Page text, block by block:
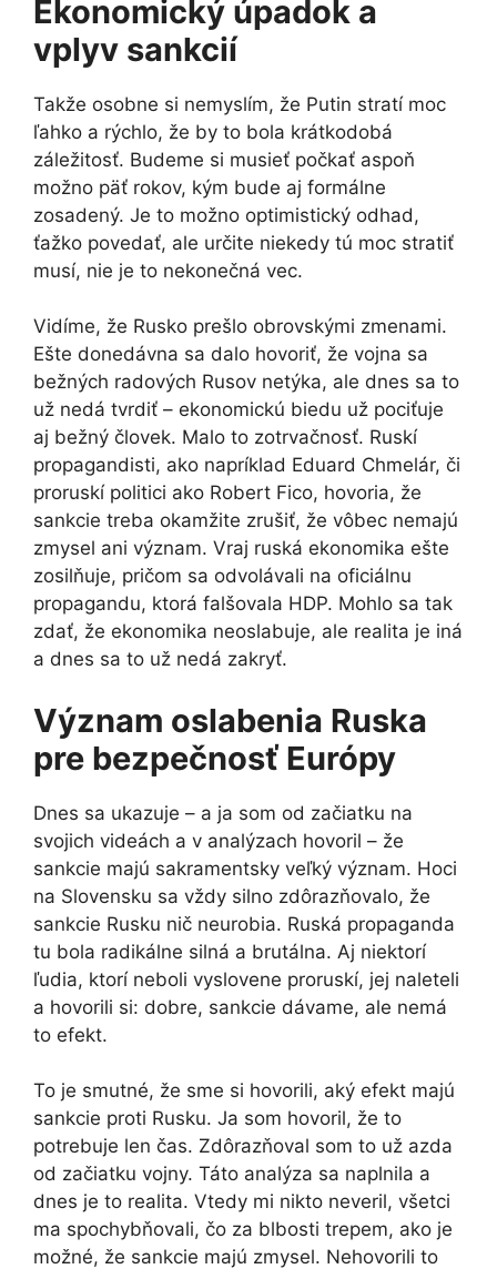
Ekonomický úpadok a
vplyv sankcií
Takže osobne si nemyslím, že Putin stratí moc
ľahko a rýchlo, že by to bola krátkodobá
záležitosť. Budeme si musieť počkať aspoň
možno päť rokov, kým bude aj formálne
zosadený. Je to možno optimistický odhad,
ťažko povedať, ale určite niekedy tú moc stratiť
musí, nie je to nekonečná vec.
Vidíme, že Rusko prešlo obrovskými zmenami.
Ešte donedávna sa dalo hovoriť, že vojna sa
bežných radových Rusov netýka, ale dnes sa to
už nedá tvrdiť – ekonomickú biedu už pociťuje
aj bežný človek. Malo to zotrvačnosť. Ruskí
propagandisti, ako napríklad Eduard Chmelár, či
proruskí politici ako Robert Fico, hovoria, že
sankcie treba okamžite zrušiť, že vôbec nemajú
zmysel ani význam. Vraj ruská ekonomika ešte
zosilňuje, pričom sa odvolávali na oficiálnu
propagandu, ktorá falšovala HDP. Mohlo sa tak
zdať, že ekonomika neoslabuje, ale realita je iná
a dnes sa to už nedá zakryť.
Význam oslabenia Ruska
pre bezpečnosť Európy
Dnes sa ukazuje – a ja som od začiatku na
svojich videách a v analýzach hovoril – že
sankcie majú sakramentsky veľký význam. Hoci
na Slovensku sa vždy silno zdôrazňovalo, že
sankcie Rusku nič neurobia. Ruská propaganda
tu bola radikálne silná a brutálna. Aj niektorí
ľudia, ktorí neboli vyslovene proruskí, jej naleteli
a hovorili si: dobre, sankcie dávame, ale nemá
to efekt.
To je smutné, že sme si hovorili, aký efekt majú
sankcie proti Rusku. Ja som hovoril, že to
potrebuje len čas. Zdôrazňoval som to už azda
od začiatku vojny. Táto analýza sa naplnila a
dnes je to realita. Vtedy mi nikto neveril, všetci
ma spochybňovali, čo za blbosti trepem, ako je
možné, že sankcie majú zmysel. Nehovorili to